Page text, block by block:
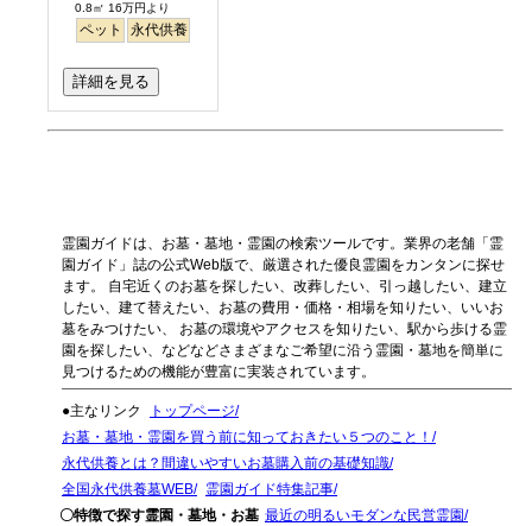
0.8㎡ 16万円より
ペット 永代供養
詳細を見る
霊園ガイドは、お墓・墓地・霊園の検索ツールです。業界の老舗「霊
園ガイド」誌の公式Web版で、厳選された優良霊園をカンタンに探せ
ます。 自宅近くのお墓を探したい、改葬したい、引っ越したい、建立
したい、建て替えたい、お墓の費用・価格・相場を知りたい、いいお
墓をみつけたい、 お墓の環境やアクセスを知りたい、駅から歩ける霊
園を探したい、などなどさまざまなご希望に沿う霊園・墓地を簡単に
見つけるための機能が豊富に実装されています。
●主なリンク
トップページ
お墓・墓地・霊園を買う前に知っておきたい５つのこと！
永代供養とは？間違いやすいお墓購入前の基礎知識
全国永代供養墓WEB
霊園ガイド特集記事
〇特徴で探す霊園・墓地・お墓 最近の明るいモダンな民営霊園